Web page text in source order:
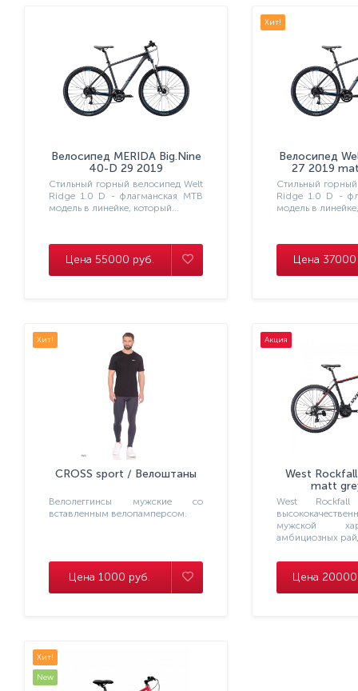
Велосипед MERIDA Big.Nine
40-D 29 2019
MattDarkSilver/Blue/Black
Стильный горный велосипед Welt
Ridge 1.0 D - флагманская МТВ
модель в линейке, который...
Цена 55000 руб.
Хит!
Велосипед
27 2019
Стильный
Ridge 1.0 D -
модель в
Цена 37000
Хит!
CROSS sport / Велоштаны
Велолеггинсы мужские со
вставленным велопамперсом.
Цена 1000 руб.
Акция
West
matt
West
мужской
амбициозных
Цена
Хит!
New